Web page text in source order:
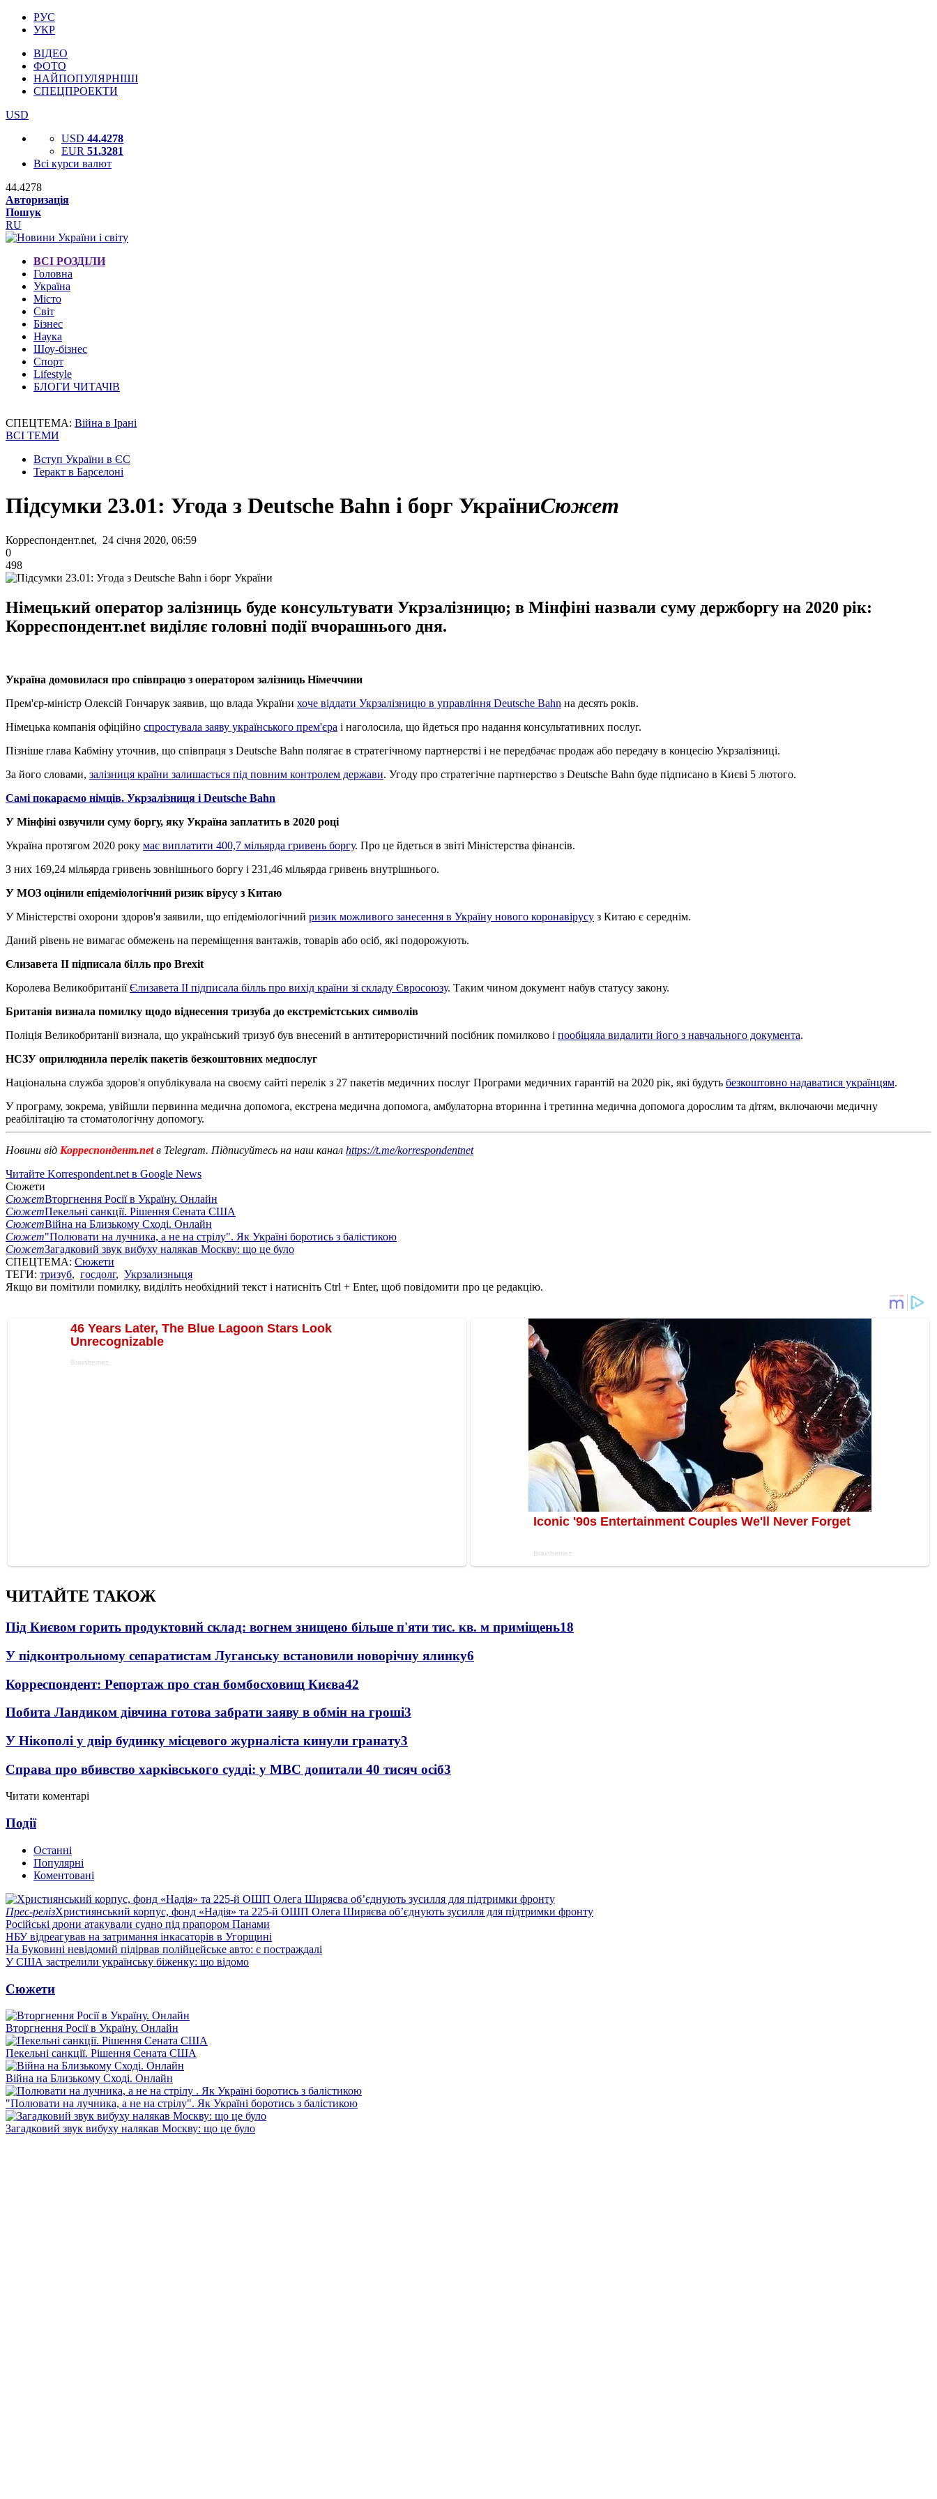
РУС
УКР
ВІДЕО
ФОТО
НАЙПОПУЛЯРНІШІ
СПЕЦПРОЕКТИ
USD
USD 44.4278
EUR 51.3281
Всі курси валют
44.4278
Авторизація
Пошук
RU
ВСІ РОЗДІЛИ
Головна
Україна
Місто
Світ
Бізнес
Наука
Шоу-бізнес
Спорт
Lifestyle
БЛОГИ ЧИТАЧІВ
СПЕЦТЕМА: Війна в Ірані
ВСІ ТЕМИ
Вступ України в ЄС
Теракт в Барселоні
Підсумки 23.01: Угода з Deutsche Bahn і борг УкраїниСюжет
Корреспондент.net, 24 січня 2020, 06:59
0
498
Німецький оператор залізниць буде консультувати Укрзалізницю; в Мінфіні назвали суму держборгу на 2020 рік:
Корреспондент.net виділяє головні події вчорашнього дня.
Україна домовилася про співпрацю з оператором залізниць Німеччини
Прем'єр-міністр Олексій Гончарук заявив, що влада України хоче віддати Укрзалізницю в управління Deutsche Bahn на десять років.
Німецька компанія офіційно спростувала заяву українського прем'єра і наголосила, що йдеться про надання консультативних послуг.
Пізніше глава Кабміну уточнив, що співпраця з Deutsche Bahn полягає в стратегічному партнерстві і не передбачає продаж або передачу в концесію Укрзалізниці.
За його словами, залізниця країни залишається під повним контролем держави. Угоду про стратегічне партнерство з Deutsche Bahn буде підписано в Києві 5 лютого.
Самі покараємо німців. Укрзалізниця і Deutsche Bahn
У Мінфіні озвучили суму боргу, яку Україна заплатить в 2020 році
Україна протягом 2020 року має виплатити 400,7 мільярда гривень боргу. Про це йдеться в звіті Міністерства фінансів.
З них 169,24 мільярда гривень зовнішнього боргу і 231,46 мільярда гривень внутрішнього.
У МОЗ оцінили епідеміологічний ризик вірусу з Китаю
У Міністерстві охорони здоров'я заявили, що епідеміологічний ризик можливого занесення в Україну нового коронавірусу з Китаю є середнім.
Даний рівень не вимагає обмежень на переміщення вантажів, товарів або осіб, які подорожують.
Єлизавета ІІ підписала білль про Brexit
Королева ВеликобританіїЄлизавета II підписала білль про вихід країни зі складу Євросоюзу. Таким чином документ набув статусу закону.
Британія визнала помилку щодо віднесення тризуба до екстремістських символів
Поліція Великобританії визнала, що український тризуб був внесений в антитерористичний посібник помилково і пообіцяла видалити його з навчального документа.
НСЗУ оприлюднила перелік пакетів безкоштовних медпослуг
Національна служба здоров'я опублікувала на своєму сайті перелік з 27 пакетів медичних послуг Програми медичних гарантій на 2020 рік, які будуть безкоштовно надаватися українцям.
У програму, зокрема, увійшли первинна медична допомога, екстрена медична допомога, амбулаторна вторинна і третинна медична допомога дорослим та дітям, включаючи медичну
реабілітацію та стоматологічну допомогу.
Новини від Корреспондент.netв Telegram. Підписуйтесь на наш канал https://t.me/korrespondentnet
Читайте Korrespondent.net в Google News
Сюжети
СюжетВторгнення Росії в Україну. Онлайн
СюжетПекельні санкції. Рішення Сената США
СюжетВійна на Близькому Сході. Онлайн
Сюжет"Полювати на лучника, а не на стрілу". Як Україні боротись з балістикою
СюжетЗагадковий звук вибуху налякав Москву: що це було
СПЕЦТЕМА: Сюжети
ТЕГИ: тризуб, госдолг, Укрзализныця
Якщо ви помітили помилку, виділіть необхідний текст і натисніть Ctrl + Enter, щоб повідомити про це редакцію.
ЧИТАЙТЕ ТАКОЖ
Під Києвом горить продуктовий склад: вогнем знищено більше п'яти тис. кв. м приміщень18
У підконтрольному сепаратистам Луганську встановили новорічну ялинку6
Корреспондент: Репортаж про стан бомбосховищ Києва42
Побита Ландиком дівчина готова забрати заяву в обмін на гроші3
У Нікополі у двір будинку місцевого журналіста кинули гранату3
Справа про вбивство харківського судді: у МВС допитали 40 тисяч осіб3
Читати коментарі
Події
Останні
Популярні
Коментовані
Прес-релізХристиянський корпус, фонд «Надія» та 225-й ОШП Олега Ширяєва об’єднують зусилля для підтримки фронту
Російські дрони атакували судно під прапором Панами
НБУ відреагував на затримання інкасаторів в Угорщині
На Буковині невідомий підірвав полійцейське авто: є постраждалі
У США застрелили українську біженку: що відомо
Сюжети
Вторгнення Росії в Україну. Онлайн
Пекельні санкції. Рішення Сената США
Війна на Близькому Сході. Онлайн
"Полювати на лучника, а не на стрілу". Як Україні боротись з балістикою
Загадковий звук вибуху налякав Москву: що це було